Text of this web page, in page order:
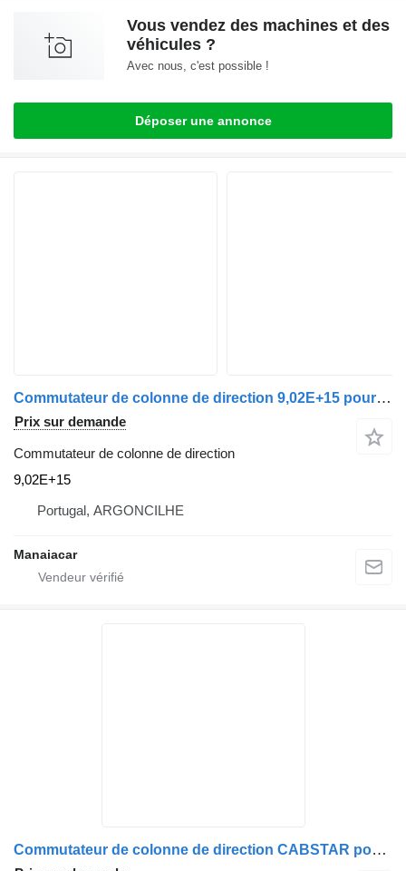
Vous vendez des machines et des
véhicules ?
Avec nous, c'est possible !
Déposer une annonce
Commutateur de colonne de direction 9,02E+15 pour camion Nissan
Prix sur demande
Commutateur de colonne de direction
9,02E+15
Portugal, ARGONCILHE
Manaiacar
Commutateur de colonne de direction CABSTAR pour camion Nissan CABSTAR (F23, H41, H42) | 92 - 11